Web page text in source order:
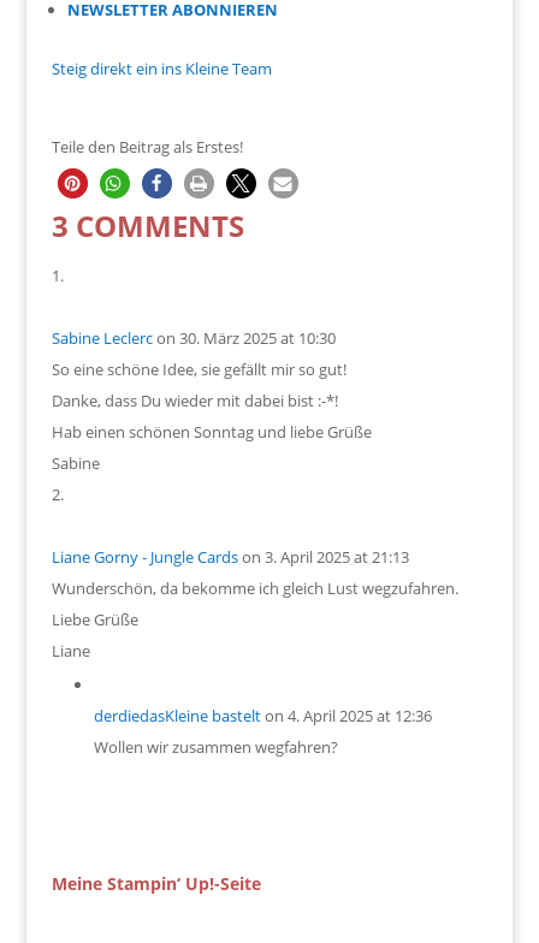
NEWSLETTER ABONNIEREN
Steig direkt ein ins Kleine Team
Teile den Beitrag als Erstes!
3 COMMENTS
Sabine Leclercon 30. März 2025 at 10:30
So eine schöne Idee, sie gefällt mir so gut!
Danke, dass Du wieder mit dabei bist :-*!
Hab einen schönen Sonntag und liebe Grüße
Sabine
Liane Gorny - Jungle Cardson 3. April 2025 at 21:13
Wunderschön, da bekomme ich gleich Lust wegzufahren.
Liebe Grüße
Liane
derdiedasKleine bastelton 4. April 2025 at 12:36
Wollen wir zusammen wegfahren?
Meine Stampin‘ Up!-Seite